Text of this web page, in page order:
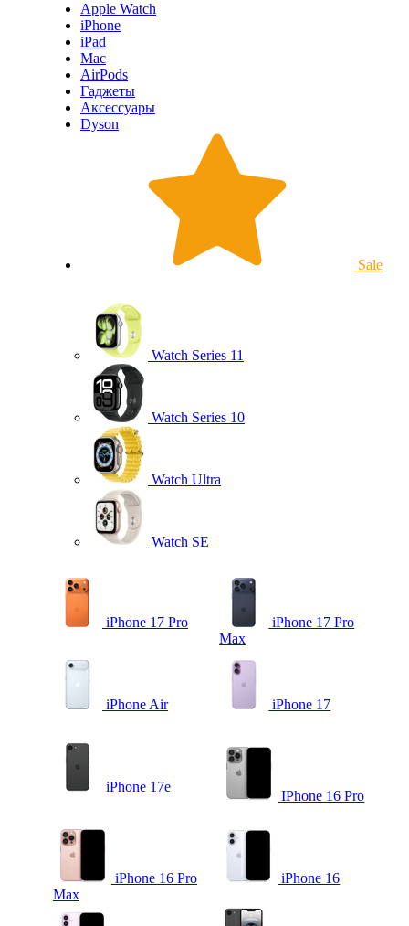
Apple Watch
iPhone
iPad
Mac
AirPods
Гаджеты
Аксессуары
Dyson
Sale
Watch Series 11
Watch Series 10
Watch Ultra
Watch SE
iPhone 17 Pro
iPhone 17 Pro
Max
iPhone Air iPhone 17
iPhone 17e
IPhone 16 Pro
iPhone 16 Pro
Max
iPhone 16